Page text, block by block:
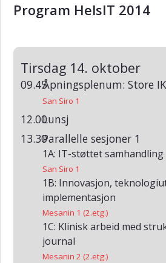
(Arkiv)
2015
HelsIT
(Arkiv)
2013
(Arkiv)
HelsIT
(Arkiv)
HelsIT
(Arkiv)
Program HelsIT 2014
Tirsdag 14. oktober
09.45Åpningsplenum: Store
San Siro 1
12.00Lunsj
13.30Parallelle sesjoner 1
1A: IT-støttet samhandling
San Siro 1
1B: Innovasjon,
implementasjon
Mesanin 1 (2.etg.)
1C: Klinisk arbeid med
journal
Mesanin 2 (2.etg.)